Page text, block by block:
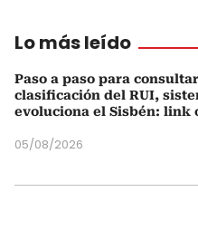
Lo más leído
Paso a paso para
clasificación del RUI,
evoluciona el Sisbén: link
05/08/2026